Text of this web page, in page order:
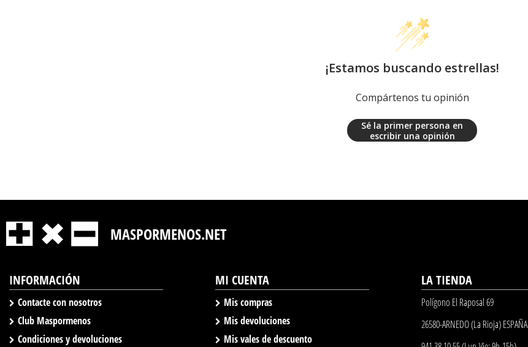
¡Estamos buscando estrellas!
Compártenos tu opinión
Sé la primer persona en
escribir una opinión
MASPORMENOS.NET
INFORMACIÓN
Contacte con nosotros
Club Maspormenos
Condiciones y devoluciones
MI CUENTA
Mis compras
Mis devoluciones
Mis vales de descuento
LA TIENDA
Polígono El Raposal 69
26580-ARNEDO (La Rioja) ESPAÑA